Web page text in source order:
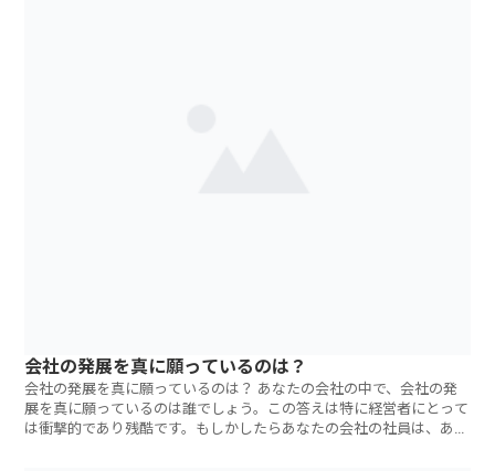
会社の発展を真に願っているのは？
会社の発展を真に願っているのは？ あなたの会社の中で、会社の発
展を真に願っているのは誰でしょう。この答えは特に経営者にとって
は衝撃的であり残酷です。もしかしたらあなたの会社の社員は、あな